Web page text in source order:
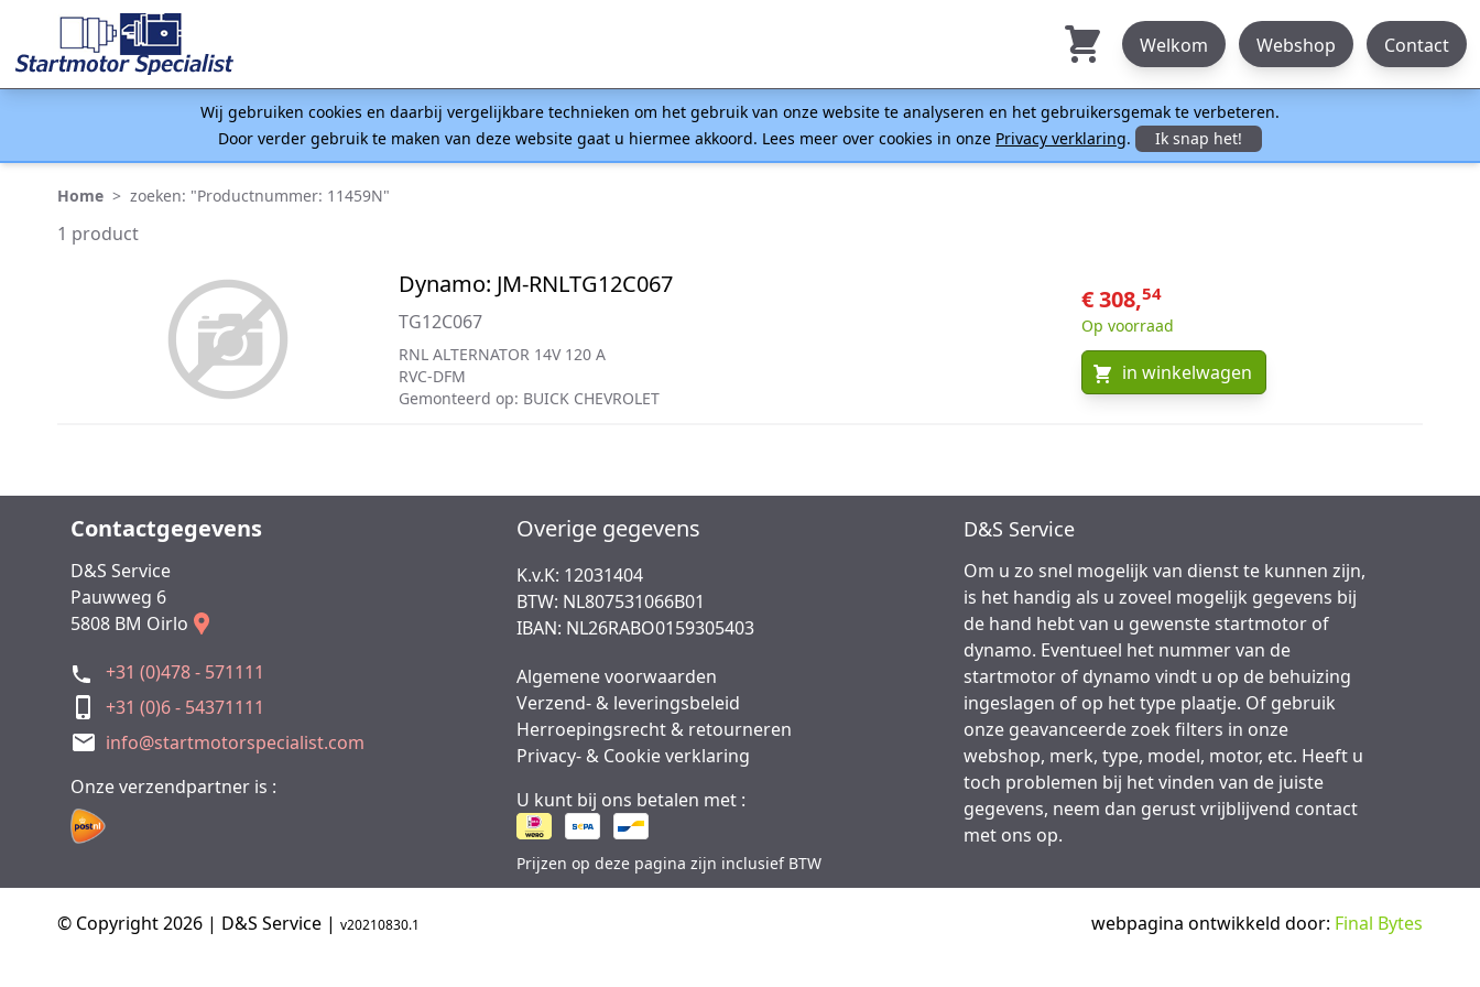
Welkom Webshop Contact
Wij gebruiken cookies en daarbij vergelijkbare technieken om het gebruik van onze website te analyseren en het gebruikersgemak te verbeteren.
Door verder gebruik te maken van deze website gaat u hiermee akkoord. Lees meer over cookies in onze Privacy verklaring. Ik snap het!
Home > zoeken: "Productnummer: 11459N"
1 product
Dynamo: JM-RNLTG12C067
TG12C067
RNL ALTERNATOR 14V 120 A
RVC-DFM
Gemonteerd op: BUICK CHEVROLET
€ 308,54
Op voorraad
in winkelwagen
Contactgegevens
D&S Service
Pauwweg 6
5808 BM Oirlo
+31 (0)478 - 571111
+31 (0)6 - 54371111
info@startmotorspecialist.com
Onze verzendpartner is :
Overige gegevens
K.v.K: 12031404
BTW: NL807531066B01
IBAN: NL26RABO0159305403
Algemene voorwaarden
Verzend- & leveringsbeleid
Herroepingsrecht & retourneren
Privacy- & Cookie verklaring
U kunt bij ons betalen met :
Prijzen op deze pagina zijn inclusief BTW
D&S Service
Om u zo snel mogelijk van dienst te kunnen zijn,
is het handig als u zoveel mogelijk gegevens bij
de hand hebt van u gewenste startmotor of
dynamo. Eventueel het nummer van de
startmotor of dynamo vindt u op de behuizing
ingeslagen of op het type plaatje. Of gebruik
onze geavanceerde zoek filters in onze
webshop, merk, type, model, motor, etc. Heeft u
toch problemen bij het vinden van de juiste
gegevens, neem dan gerust vrijblijvend contact
met ons op.
© Copyright 2026 | D&S Service | v20210830.1 webpagina ontwikkeld door: Final Bytes